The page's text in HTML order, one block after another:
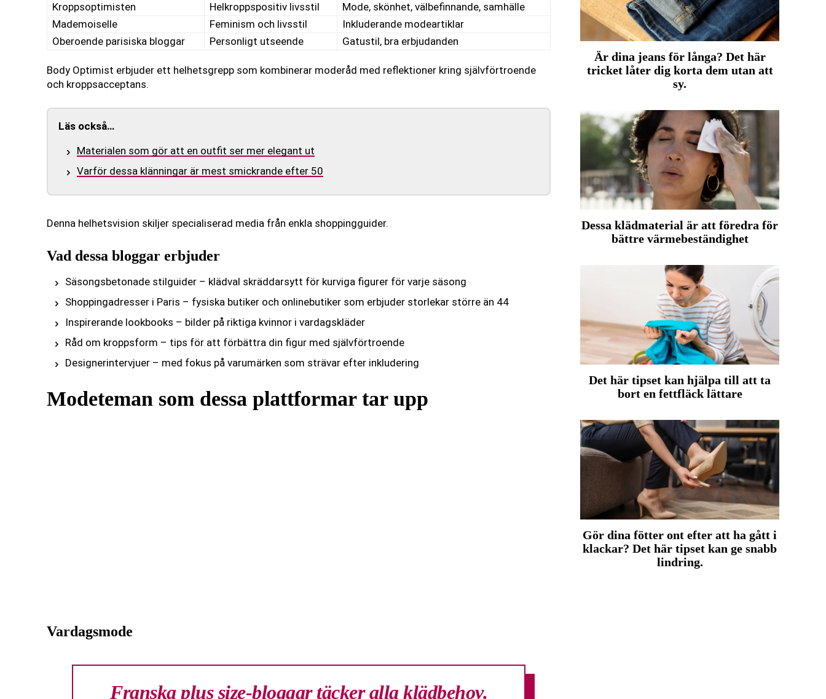
Kroppsoptimisten
Helkroppspositiv livsstil
Mode, skönhet, välbefinnande, samhälle
Mademoiselle
Feminism och livsstil
Inkluderande modeartiklar
Oberoende parisiska bloggar
Personligt utseende Gatustil, bra erbjudanden
Body Optimist erbjuder ett helhetsgrepp som kombinerar moderåd med reflektioner kring självförtroende
och kroppsacceptans.
Läs också…
Materialen som gör att en outfit ser mer elegant ut
Varför dessa klänningar är mest smickrande efter 50
Denna helhetsvision skiljer specialiserad media från enkla shoppingguider.
Vad dessa bloggar erbjuder
Säsongsbetonade stilguider – klädval skräddarsytt för kurviga figurer för varje säsong
Shoppingadresser i Paris – fysiska butiker och onlinebutiker som erbjuder storlekar större än 44
Inspirerande lookbooks – bilder på riktiga kvinnor i vardagskläder
Råd om kroppsform – tips för att förbättra din figur med självförtroende
Designerintervjuer – med fokus på varumärken som strävar efter inkludering
Modeteman som dessa plattformar tar upp
Vardagsmode
Franska plus size-bloggar täcker alla klädbehov.
Är dina jeans för långa? Det här
tricket låter dig korta dem utan att
sy.
Dessa klädmaterial är att föredra för
bättre värmebeständighet
Det här tipset kan hjälpa till att ta
bort en fettfläck lättare
Gör dina fötter ont efter att ha gått i
klackar? Det här tipset kan ge snabb
lindring.